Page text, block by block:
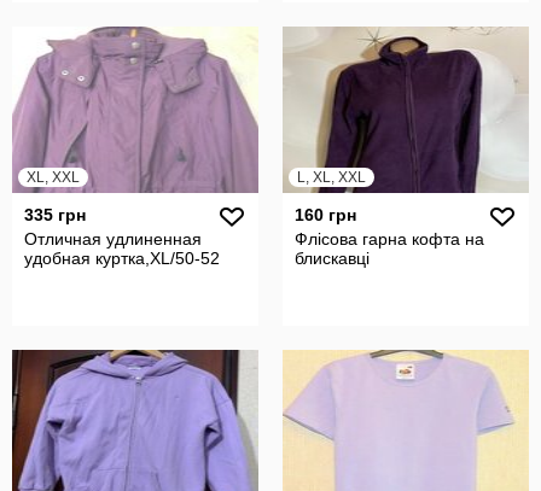
XL, XXL
335 грн
Отличная удлиненная
удобная куртка,XL/50-52
L, XL, XXL
160 грн
Флісова гарна кофта на
блискавці